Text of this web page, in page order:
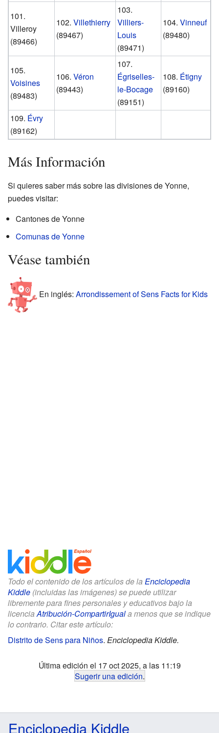
101.
Villeroy
(89466)
102.Villethierry
(89467)
103.
Villiers-
Louis
(89471)
104.Vinneuf
(89480)
105.
Voisines
(89483)
106.Véron
(89443)
107.
Égriselles-
le-Bocage
(89151)
108. Étigny
(89160)
109. Évry
(89162)
Más Información
Si quieres saber más sobre las divisiones de Yonne,
puedes visitar:
Cantones de Yonne
Comunas de Yonne
Véase también
En inglés: Arrondissement of Sens Facts for Kids
Todo el contenido de los artículos de la Enciclopedia
Kiddle (incluidas las imágenes) se puede utilizar
libremente para fines personales y educativos bajo la
licenciaAtribución-CompartirIguala menos que se indique
lo contrario. Citar este artículo:
Distrito de Sens para Niños. Enciclopedia Kiddle.
Última edición el 17 oct 2025, a las 11:19
Sugerir una edición.
Enciclopedia Kiddle